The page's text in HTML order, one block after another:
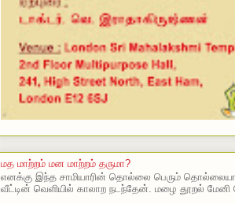
மத மாற்றம் மன மாற்றம் தருமா?
எனக்கு இந்த சாமியாரின் தொல்லை பெரும்
வீட்டின் வெளியில் காலாற நடந்தேன். மழை தூறல் மேனி